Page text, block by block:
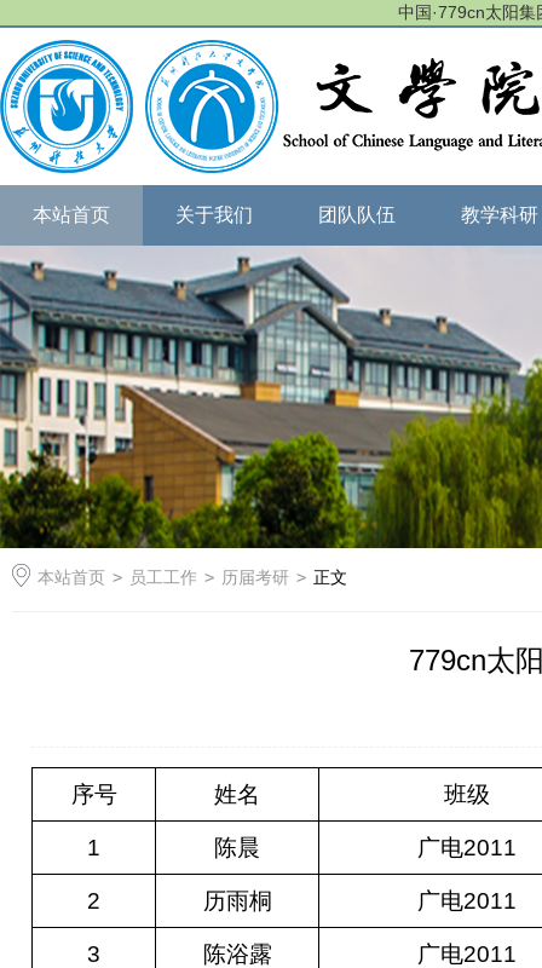
中国·779cn太阳
本站首页 关于我们 团队队伍 教学科研
本站首页 > 员工工作 > 历届考研 > 正文
779cn太
序号 姓名 班级
1 陈晨 广电2011
2 历雨桐 广电2011
3 陈浴露 广电2011